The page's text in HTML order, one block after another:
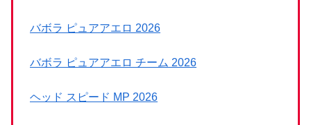
バボラ ピュアアエロ 2026
バボラ ピュアアエロ チーム 2026
ヘッド スピード MP 2026